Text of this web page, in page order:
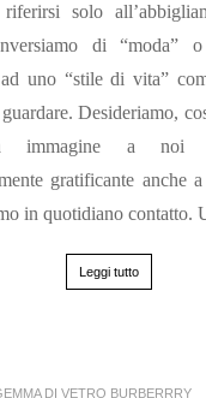
solo
di “moda” o
uno “stile di vita”
Desideriamo,
immagine a noi
gratificante anche
in quotidiano contatto.
Leggi tutto
DI VETRO BURBERRRY